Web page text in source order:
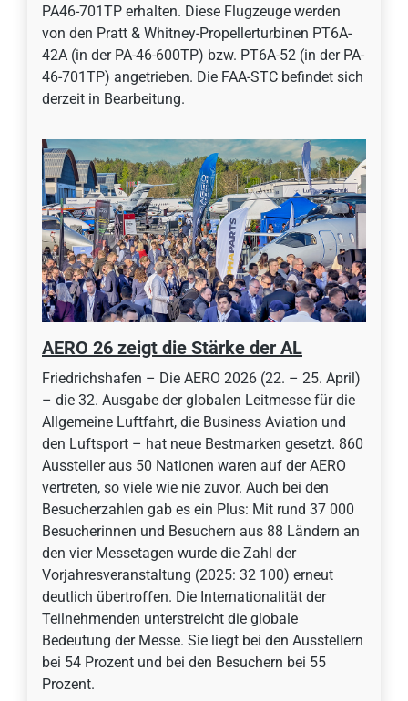
PA46-701TP erhalten. Diese Flugzeuge werden
von den Pratt & Whitney-Propellerturbinen PT6A-
42A (in der PA-46-600TP) bzw. PT6A-52 (in der PA-
46-701TP) angetrieben. Die FAA-STC befindet sich
derzeit in Bearbeitung.
AERO 26 zeigt die Stärke der AL
Friedrichshafen – Die AERO 2026 (22. – 25. April)
– die 32. Ausgabe der globalen Leitmesse für die
Allgemeine Luftfahrt, die Business Aviation und
den Luftsport – hat neue Bestmarken gesetzt. 860
Aussteller aus 50 Nationen waren auf der AERO
vertreten, so viele wie nie zuvor. Auch bei den
Besucherzahlen gab es ein Plus: Mit rund 37 000
Besucherinnen und Besuchern aus 88 Ländern an
den vier Messetagen wurde die Zahl der
Vorjahresveranstaltung (2025: 32 100) erneut
deutlich übertroffen. Die Internationalität der
Teilnehmenden unterstreicht die globale
Bedeutung der Messe. Sie liegt bei den Ausstellern
bei 54 Prozent und bei den Besuchern bei 55
Prozent.